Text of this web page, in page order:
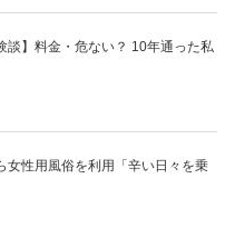
談】料金・危ない？ 10年通った私
女性用風俗を利用「辛い日々を乗